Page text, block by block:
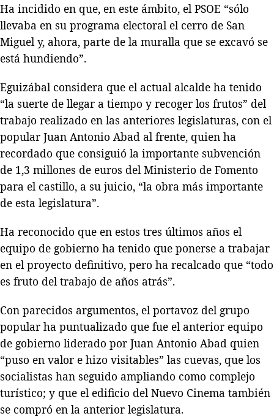
Ha incidido en que, en este ámbito, el PSOE “sólo
llevaba en su programa electoral el cerro de San
Miguel y, ahora, parte de la muralla que se excavó se
está hundiendo”.
Eguizábal considera que el actual alcalde ha tenido
“la suerte de llegar a tiempo y recoger los frutos” del
trabajo realizado en las anteriores legislaturas, con el
popular Juan Antonio Abad al frente, quien ha
recordado que consiguió la importante subvención
de 1,3 millones de euros del Ministerio de Fomento
para el castillo, a su juicio, “la obra más importante
de esta legislatura”.
Ha reconocido que en estos tres últimos años el
equipo de gobierno ha tenido que ponerse a trabajar
en el proyecto definitivo, pero ha recalcado que “todo
es fruto del trabajo de años atrás”.
Con parecidos argumentos, el portavoz del grupo
popular ha puntualizado que fue el anterior equipo
de gobierno liderado por Juan Antonio Abad quien
“puso en valor e hizo visitables” las cuevas, que los
socialistas han seguido ampliando como complejo
turístico; y que el edificio del Nuevo Cinema también
se compró en la anterior legislatura.